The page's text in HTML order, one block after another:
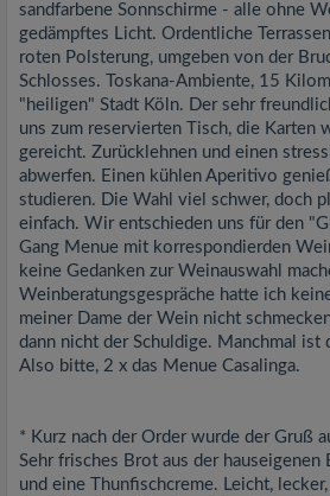
sandfarbene Sonnschirme - alle ohne
gedämpftes Licht. Ordentliche
roten Polsterung, umgeben von der
Schlosses. Toskana-Ambiente, 15
"heiligen" Stadt Köln. Der sehr
uns zum reservierten Tisch, die Karten
gereicht. Zurücklehnen und einen
abwerfen. Einen kühlen Aperitivo
studieren. Die Wahl viel schwer, doch
einfach. Wir entschieden uns für den
Gang Menue mit korrespondierden
keine Gedanken zur Weinauswahl
Weinberatungsgespräche hatte ich
meiner Dame der Wein nicht
dann nicht der Schuldige. Manchmal ist
Also bitte, 2 x das Menue Casalinga.
* Kurz nach der Order wurde der Gruß
Sehr frisches Brot aus der hauseigenen
und eine Thunfischcreme. Leicht,